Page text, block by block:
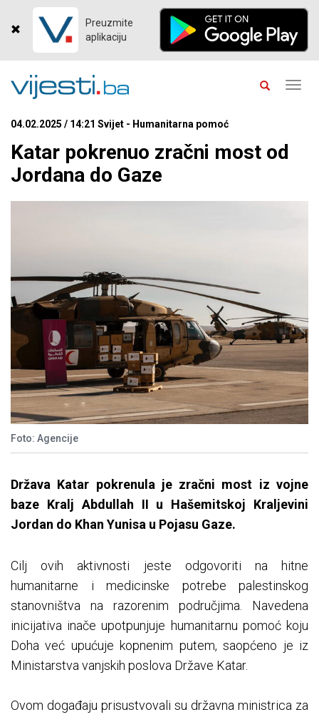
Preuzmite
aplikaciju
04.02.2025 / 14:21 Svijet - Humanitarna pomoć
Katar pokrenuo zračni most od
Jordana do Gaze
Foto: Agencije
Država Katar pokrenula je zračni most iz vojne
baze Kralj Abdullah II u Hašemitskoj Kraljevini
Jordan do Khan Yunisa u Pojasu Gaze.
Cilj ovih aktivnosti jeste odgovoriti na hitne
humanitarne i medicinske potrebe palestinskog
stanovništva na razorenim područjima. Navedena
inicijativa inače upotpunjuje humanitarnu pomoć koju
Doha već upućuje kopnenim putem, saopćeno je iz
Ministarstva vanjskih poslova Države Katar.
Ovom događaju prisustvovali su državna ministrica za